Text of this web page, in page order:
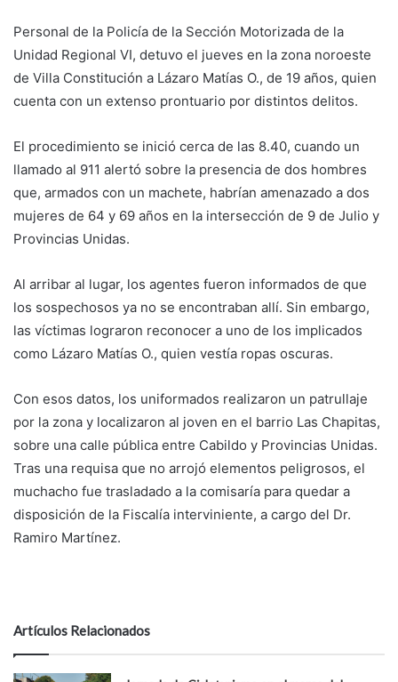
Personal de la Policía de la Sección Motorizada de la
Unidad Regional VI, detuvo el jueves en la zona noroeste
de Villa Constitución a Lázaro Matías O., de 19 años, quien
cuenta con un extenso prontuario por distintos delitos.
El procedimiento se inició cerca de las 8.40, cuando un
llamado al 911 alertó sobre la presencia de dos hombres
que, armados con un machete, habrían amenazado a dos
mujeres de 64 y 69 años en la intersección de 9 de Julio y
Provincias Unidas.
Al arribar al lugar, los agentes fueron informados de que
los sospechosos ya no se encontraban allí. Sin embargo,
las víctimas lograron reconocer a uno de los implicados
como Lázaro Matías O., quien vestía ropas oscuras.
Con esos datos, los uniformados realizaron un patrullaje
por la zona y localizaron al joven en el barrio Las Chapitas,
sobre una calle pública entre Cabildo y Provincias Unidas.
Tras una requisa que no arrojó elementos peligrosos, el
muchacho fue trasladado a la comisaría para quedar a
disposición de la Fiscalía interviniente, a cargo del Dr.
Ramiro Martínez.
Artículos Relacionados